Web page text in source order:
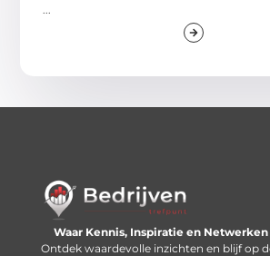
...
Waar Kennis, Inspiratie en
Ontdek waardevolle inzichten en blijf op